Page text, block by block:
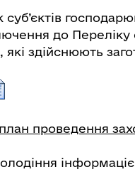
суб’єктів
до Переліку
які здійснюють
проведення